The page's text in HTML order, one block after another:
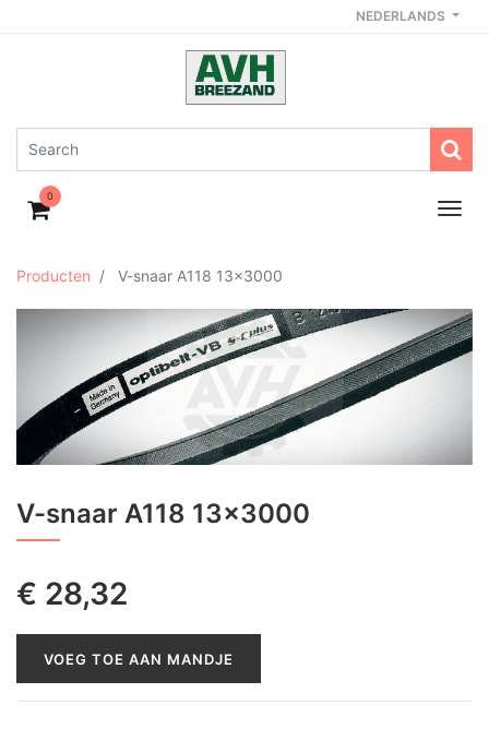
NEDERLANDS
0
Producten V-snaar A118 13x3000
V-snaar A118 13x3000
€ 28,32
VOEG TOE AAN MANDJE